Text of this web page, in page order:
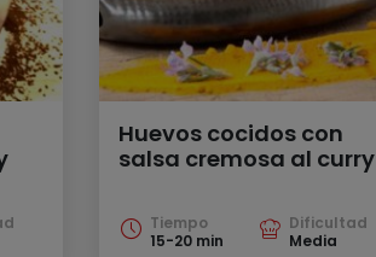
Huevos cocidos con
salsa cremosa al curry
Tiempo
15-20 min
Dificultad
Media